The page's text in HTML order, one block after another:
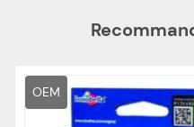
OEM